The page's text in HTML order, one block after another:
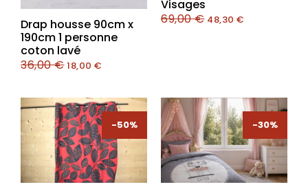
Drap housse 90cm x
190cm 1 personne
coton lavé
36,00€18,00 €
Visages
69,00€ 48,30 €
-50%
-50% -30%
-30%